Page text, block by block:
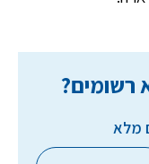
רשומים?
מלא